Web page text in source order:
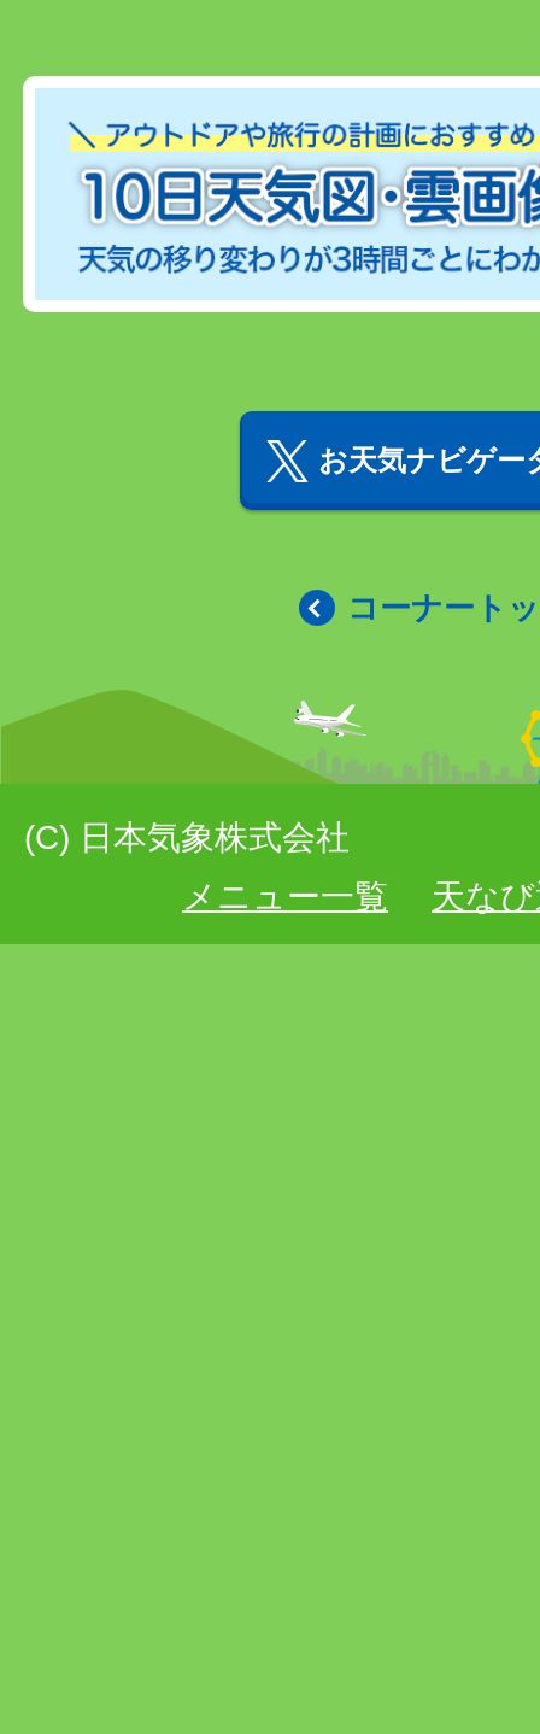
お天気ナビゲー
コーナート
(C) 日本気象株式会社
メニュー一覧
天な